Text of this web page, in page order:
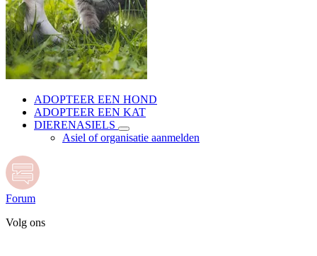
ADOPTEER EEN HOND
ADOPTEER EEN KAT
DIERENASIELS
Asiel of organisatie aanmelden
Forum
Volg ons